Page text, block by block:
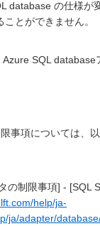
database の仕様が
ことができません。
SQL database
事項については、
の制限事項] - [SQL
help/ja-
ja/adapter/